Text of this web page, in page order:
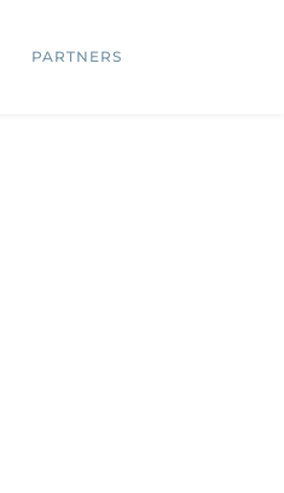
PARTNERS